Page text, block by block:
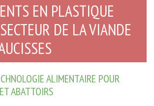
EN PLASTIQUE
DE LA VIANDE
ALIMENTAIRE POUR
ABATTOIRS